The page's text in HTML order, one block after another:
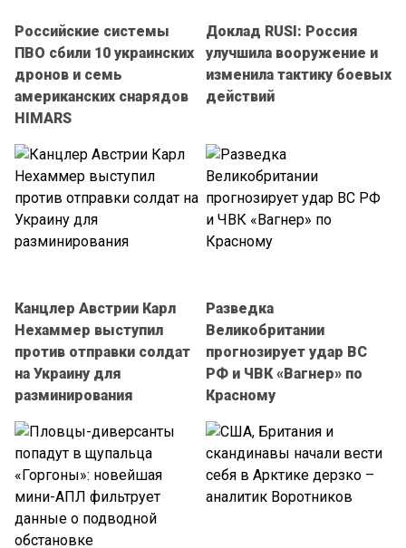
Российские системы
ПВО сбили 10 украинских
дронов и семь
американских снарядов
HIMARS
Доклад RUSI: Россия
улучшила вооружение и
изменила тактику боевых
действий
Канцлер Австрии Карл
Нехаммер выступил
против отправки солдат
на Украину для
разминирования
Разведка
Великобритании
прогнозирует удар ВС
РФ и ЧВК «Вагнер» по
Красному